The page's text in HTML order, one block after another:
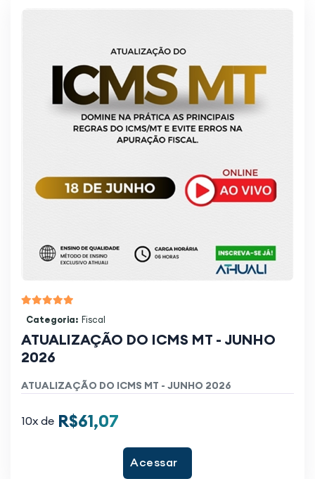
Categoria: Fiscal
ATUALIZAÇÃO DO ICMS MT - JUNHO
2026
ATUALIZAÇÃO DO ICMS MT - JUNHO 2026
10x de R$61,07
Acessar